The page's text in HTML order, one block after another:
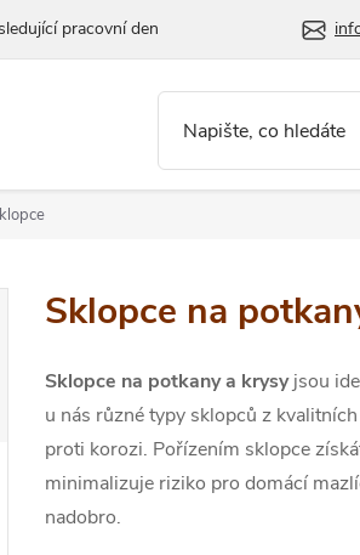
pracovní den
Sklopce na
Sklopce na potkany a krysyjsou
u nás různé typy sklopců z
proti korozi. Pořízením sklopce
minimalizuje riziko pro domácí
nadobro.